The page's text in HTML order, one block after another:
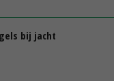
bij jacht